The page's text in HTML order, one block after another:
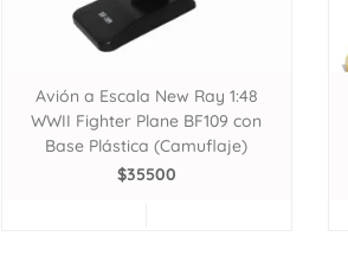
Avión a Escala New Ray 1:48
WWII Fighter Plane BF109 con
Base Plástica (Camuflaje)
$35500